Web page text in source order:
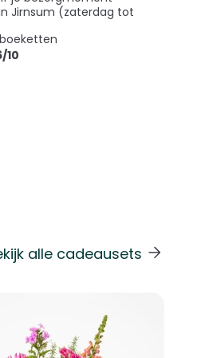
Jirnsum (zaterdag tot
10
alle cadeausets